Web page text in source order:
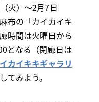
火）～2月7日
布の「カイカイキ
時間は火曜日から
となる（閉廊日は
カイキキギャラリ
てみよう。